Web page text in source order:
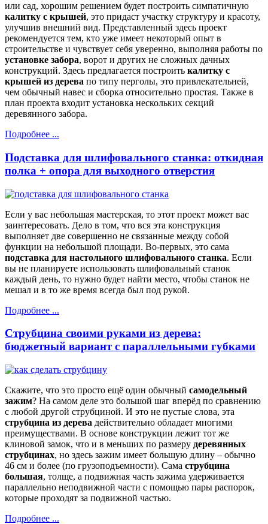
или сад, хорошим решением будет построить симпатичную
калитку с крышей, это придаст участку структуру и красоту,
улучшив внешний вид. Представленный здесь проект
рекомендуется тем, кто уже имеет некоторый опыт в
строительстве и чувствует себя уверенно, выполняя работы по
установке забора, ворот и других не сложных дачных
конструкций. Здесь предлагается построить калитку с
крышей из дерева по типу перголы, это привлекательней,
чем обычный навес и сборка относительно простая. Также в
план проекта входит установка нескольких секций
деревянного забора.
Подробнее ...
Подставка для шлифовального станка: откидная
полка + опора для выходного отверстия
Если у вас небольшая мастерская, то этот проект может вас
заинтересовать. Дело в том, что вся эта конструкция
выполняет две совершенно не связанные между собой
функции на небольшой площади. Во-первых, это сама
подставка для настольного шлифовального станка. Если
вы не планируете использовать шлифовальный станок
каждый день, то нужно будет найти место, чтобы станок не
мешал и в то же время всегда был под рукой.
Подробнее ...
Струбцина своими руками из дерева:
бюджетный вариант с параллельными губками
Скажите, что это просто ещё один обычный самодельный
зажим? На самом деле это большой шаг вперёд по сравнению
с любой другой струбциной. И это не пустые слова, эта
струбцина из дерева действительно обладает многими
преимуществами. В основе конструкции лежит тот же
клиновой замок, что и в меньших по размеру деревянных
струбцинах, но здесь зажим имеет большую длину – обычно
46 см и более (по грузоподъемности). Сама струбцина
большая, толще, а подвижная часть зажима удерживается
параллельно неподвижной части с помощью пары распорок,
которые проходят за подвижной частью.
Подробнее ...